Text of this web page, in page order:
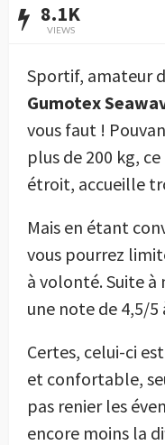
8.1K
VIEWS
Sportif, amateur
Gumotex
vous faut !
plus de 200 kg,
étroit, accueille
Mais en étant
vous pourrez
à volonté. Suite
une note de 4,5/
Certes, celui-ci
et confortable,
pas renier les
encore moins la